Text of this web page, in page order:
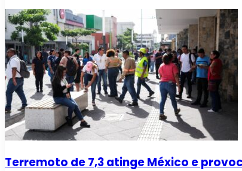
Terremoto de 7,3 atinge México e